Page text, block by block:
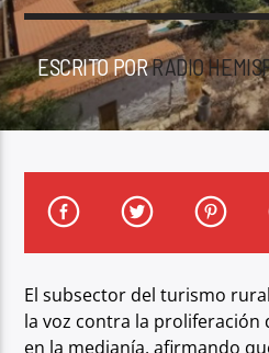
ESCRITO PORRADIO
El subsector del turismo
la voz contra la proliferación
en la medianía, afirmando